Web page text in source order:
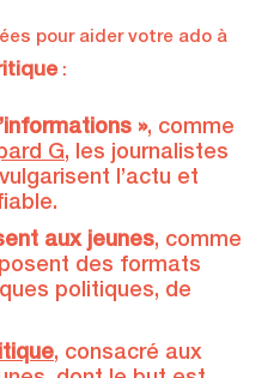
pour aider votre ado à
:
», comme
G, les journalistes
l’actu et
aux jeunes, comme
des formats
politiques, de
, consacré aux